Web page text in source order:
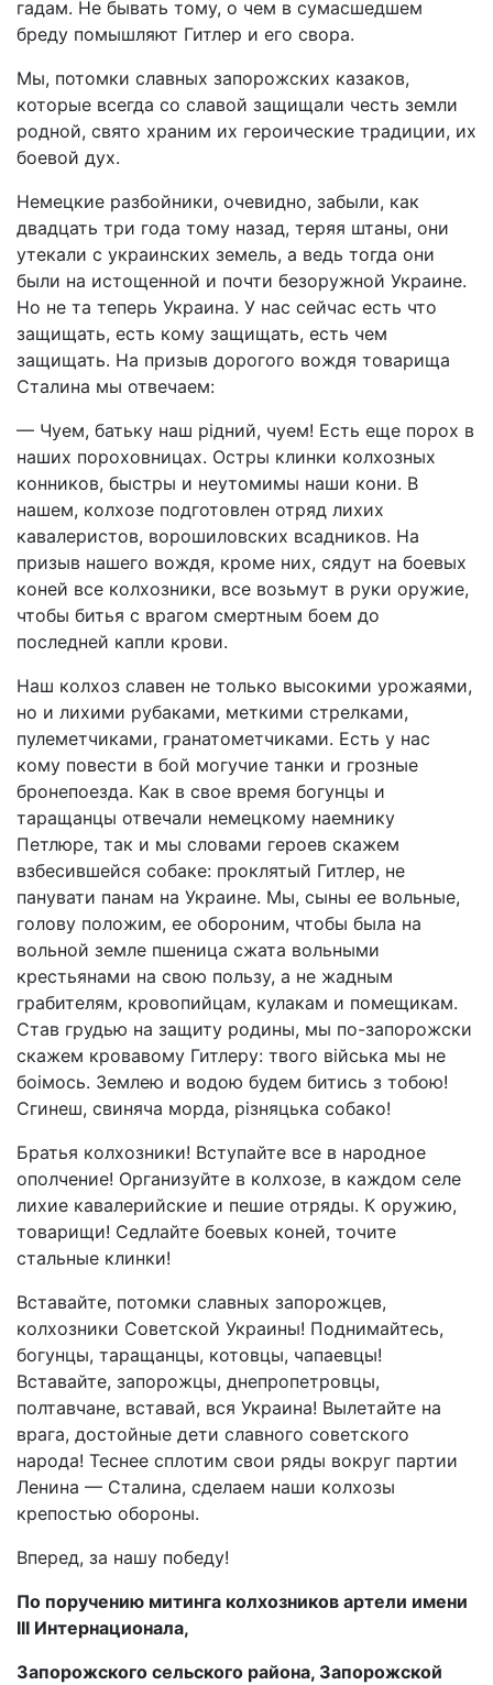
гадам. Не бывать тому, о чем в сумасшедшем
бреду помышляют Гитлер и его свора.
Мы, потомки славных запорожских казаков,
которые всегда со славой защищали честь земли
родной, свято храним их героические традиции, их
боевой дух.
Немецкие разбойники, очевидно, забыли, как
двадцать три года тому назад, теряя штаны, они
утекали с украинских земель, а ведь тогда они
были на истощенной и почти безоружной Украине.
Но не та теперь Украина. У нас сейчас есть что
защищать, есть кому защищать, есть чем
защищать. На призыв дорогого вождя товарища
Сталина мы отвечаем:
— Чуем, батьку наш рiдний, чуем! Есть еще порох в
наших пороховницах. Остры клинки колхозных
конников, быстры и неутомимы наши кони. В
нашем, колхозе подготовлен отряд лихих
кавалеристов, ворошиловских всадников. На
призыв нашего вождя, кроме них, сядут на боевых
коней все колхозники, все возьмут в руки оружие,
чтобы битья с врагом смертным боем до
последней капли крови.
Наш колхоз славен не только высокими урожаями,
но и лихими рубаками, меткими стрелками,
пулеметчиками, гранатометчиками. Есть у нас
кому повести в бой могучие танки и грозные
бронепоезда. Как в свое время богунцы и
таращанцы отвечали немецкому наемнику
Петлюре, так и мы словами героев скажем
взбесившейся собаке: проклятый Гитлер, не
панувати панам на Украине. Мы, сыны ее вольные,
голову положим, ее обороним, чтобы была на
вольной земле пшеница сжата вольными
крестьянами на свою пользу, а не жадным
грабителям, кровопийцам, кулакам и помещикам.
Став грудью на защиту родины, мы по-запорожски
скажем кровавому Гитлеру: твого вiйська мы не
боiмось. Землею и водою будем битись з тобою!
Сгинеш, свиняча морда, рiзняцька собако!
Братья колхозники! Вступайте все в народное
ополчение! Организуйте в колхозе, в каждом селе
лихие кавалерийские и пешие отряды. К оружию,
товарищи! Седлайте боевых коней, точите
стальные клинки!
Вставайте, потомки славных запорожцев,
колхозники Советской Украины! Поднимайтесь,
богунцы, таращанцы, котовцы, чапаевцы!
Вставайте, запорожцы, днепропетровцы,
полтавчане, вставай, вся Украина! Вылетайте на
врага, достойные дети славного советского
народа! Теснее сплотим свои ряды вокруг партии
Ленина — Сталина, сделаем наши колхозы
крепостью обороны.
Вперед, за нашу победу!
По поручению митинга колхозников артели имени
III Интернационала,
Запорожского сельского района, Запорожской